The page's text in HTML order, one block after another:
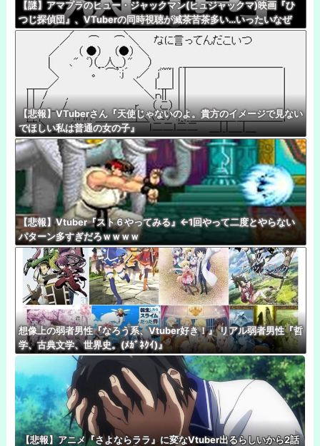
【謎】アマプラのヒュー・ジャックマン(ヒュジャックマ)映画『ひ
つじ探偵団』、VTuberの同時視聴が滅茶苦茶多い…いったいなぜ
【悲報】VTuberさん『天使じゃないのよ。貴方のイメージで見ない
でほしい私は普通の女の子』
【悲報】Vtuber『スト６やってみる』←1回やって二度とやらない
パターン多すぎだろｗｗｗｗ
想像上の弱者男性『なろう系、Vtuber好き！』 リアル弱者男性『哲
学、古典文学、世界史。(ﾒｶﾞﾈｸｲ)』
【悲報】アニメ『さよならララ』に変なVtuber出るらしいから2話